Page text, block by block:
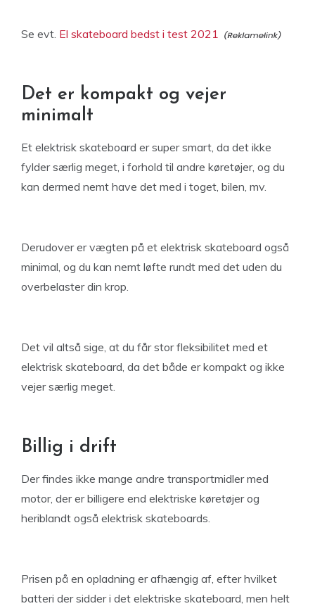
Se evt. El skateboard bedst i test 2021
Det er kompakt og vejer
minimalt
Et elektrisk skateboard er super smart, da det ikke
fylder særlig meget, i forhold til andre køretøjer, og du
kan dermed nemt have det med i toget, bilen, mv.
Derudover er vægten på et elektrisk skateboard også
minimal, og du kan nemt løfte rundt med det uden du
overbelaster din krop.
Det vil altså sige, at du får stor fleksibilitet med et
elektrisk skateboard, da det både er kompakt og ikke
vejer særlig meget.
Billig i drift
Der findes ikke mange andre transportmidler med
motor, der er billigere end elektriske køretøjer og
heriblandt også elektrisk skateboards.
Prisen på en opladning er afhængig af, efter hvilket
batteri der sidder i det elektriske skateboard, men helt